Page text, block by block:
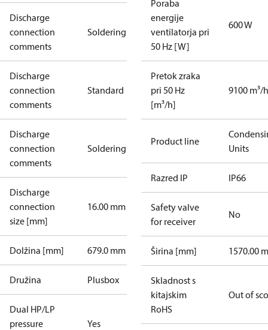
Discharge
connection
comments
Soldering
Discharge
connection
comments
Standard
Discharge
connection
comments
Soldering
Discharge
connection
size [mm]
16.00 mm
Dolžina [mm] 679.0 mm
Družina Plusbox
Dual HP/LP
pressure
Yes
Poraba
energije
ventilatorja pri
50 Hz [W]
600 W
Pretok zraka
pri 50 Hz
[m³/h]
9100 m³/h
Product line
Units
Razred IP IP66
Safety valve
for receiver
No
Širina [mm] 1570.00
Skladnost s
kitajskim
RoHS
Out of